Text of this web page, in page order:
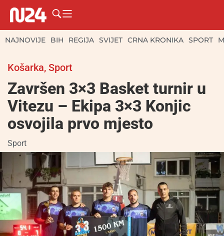
NAJNOVIJE BIH REGIJA SVIJET CRNA KRONIKA SPORT
Košarka, Sport
Završen 3×3 Basket turnir u
Vitezu – Ekipa 3×3 Konjic
osvojila prvo mjesto
Sport